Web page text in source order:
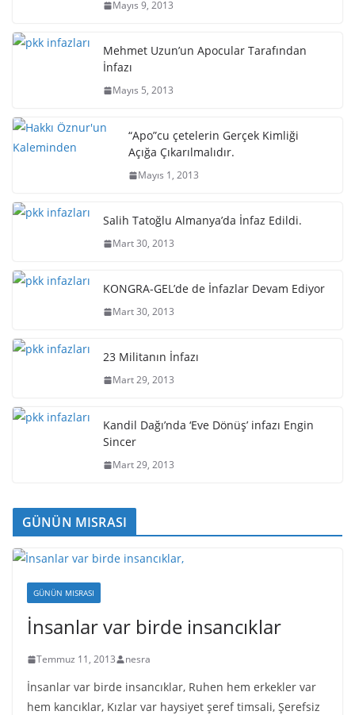
Mayıs 9, 2013
Mehmet Uzun’un Apocular Tarafından
İnfazı
Mayıs 5, 2013
“Apo”cu çetelerin Gerçek Kimliği
Açığa Çıkarılmalıdır.
Mayıs 1, 2013
Salih Tatoğlu Almanya’da İnfaz Edildi.
Mart 30, 2013
KONGRA-GEL’de de İnfazlar Devam Ediyor
Mart 30, 2013
23 Militanın İnfazı
Mart 29, 2013
Kandil Dağı’nda ‘Eve Dönüş’ infazı Engin
Sincer
Mart 29, 2013
GÜNÜN MISRASI
GÜNÜN MISRASI
İnsanlar var birde insancıklar
Temmuz 11, 2013 nesra
İnsanlar var birde insancıklar, Ruhen hem erkekler var
hem kancıklar, Kızlar var haysiyet şeref timsali, Şerefsiz